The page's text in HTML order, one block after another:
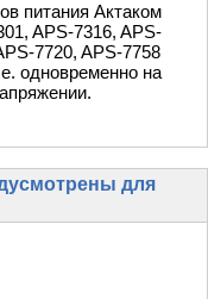
питания Актаком
APS-7316, APS-
7720, APS-7758
одновременно на
для